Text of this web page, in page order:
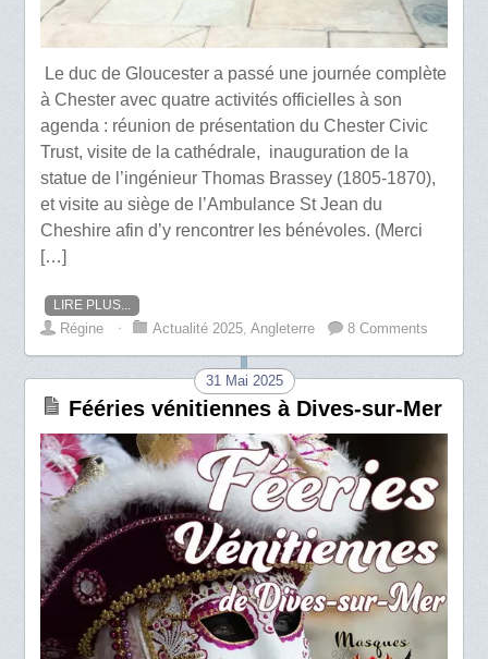
Le duc de Gloucester a passé une journée complète
à Chester avec quatre activités officielles à son
agenda : réunion de présentation du Chester Civic
Trust, visite de la cathédrale, inauguration de la
statue de l’ingénieur Thomas Brassey (1805-1870),
et visite au siège de l’Ambulance St Jean du
Cheshire afin d’y rencontrer les bénévoles. (Merci
[…]
LIRE PLUS...
Régine ⋅ Actualité 2025 ,Angleterre 8 Comments
31 Mai 2025
Fééries vénitiennes à Dives-sur-Mer